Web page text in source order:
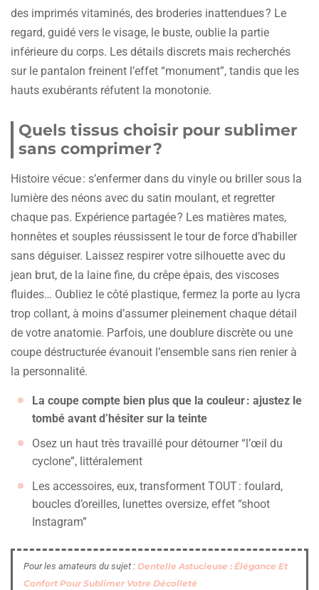
des imprimés vitaminés, des broderies inattendues ? Le
regard, guidé vers le visage, le buste, oublie la partie
inférieure du corps. Les détails discrets mais recherchés
sur le pantalon freinent l’effet “monument”, tandis que les
hauts exubérants réfutent la monotonie.
Quels tissus choisir pour sublimer
sans comprimer ?
Histoire vécue : s’enfermer dans du vinyle ou briller sous la
lumière des néons avec du satin moulant, et regretter
chaque pas. Expérience partagée ? Les matières mates,
honnêtes et souples réussissent le tour de force d’habiller
sans déguiser. Laissez respirer votre silhouette avec du
jean brut, de la laine fine, du crêpe épais, des viscoses
fluides… Oubliez le côté plastique, fermez la porte au lycra
trop collant, à moins d’assumer pleinement chaque détail
de votre anatomie. Parfois, une doublure discrète ou une
coupe déstructurée évanouit l’ensemble sans rien renier à
la personnalité.
La coupe compte bien plus que la couleur : ajustez le
tombé avant d’hésiter sur la teinte
Osez un haut très travaillé pour détourner “l’œil du
cyclone”, littéralement
Les accessoires, eux, transforment TOUT : foulard,
boucles d’oreilles, lunettes oversize, effet “shoot
Instagram”
Pour les amateurs du sujet : Dentelle Astucieuse : Élégance Et
Confort Pour Sublimer Votre Décolleté